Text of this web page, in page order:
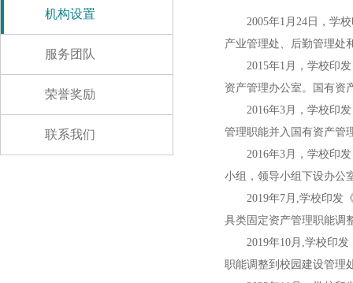
机构设置
服务团队
荣誉奖励
联系我们
2005年1月24日，学
产业管理处、后勤管理处
2015年1月，学校印
资产管理办公室。国有资
2016年3月，学校印
管理职能并入国有资产管
2016年3月，学校印
小组，领导小组下设办公
2019年7月,学校印发
具类固定资产管理职能调
2019年10月,学校印
职能调整到校园建设管理